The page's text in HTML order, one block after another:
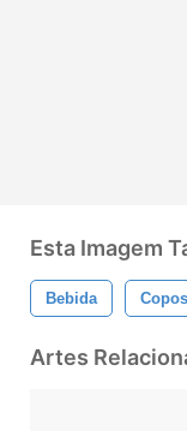
Esta Imagem
Bebida Copos
Artes